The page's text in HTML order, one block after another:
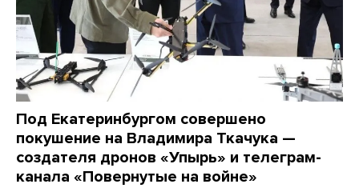
Под Екатеринбургом совершено
покушение на Владимира Ткачука —
создателя дронов «Упырь» и телеграм-
канала «Повернутые на войне»